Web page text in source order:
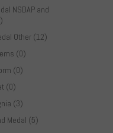
NSDAP and
Other (12)
(0)
(0)
(0)
(3)
Medal (5)